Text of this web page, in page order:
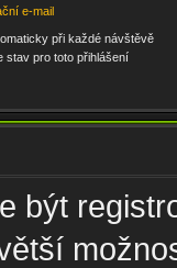
e-mail
při každé návštěvě
stav pro toto přihlášení
být